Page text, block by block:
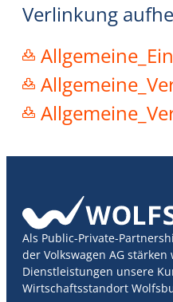
Verlinkung
Als Public-Private-
der Volkswagen AG
Dienstleistungen unsere
Wirtschaftsstandort